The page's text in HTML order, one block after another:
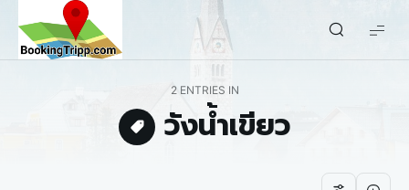
bookingtripp.com
2 ENTRIES IN
วังน้ำเขียว